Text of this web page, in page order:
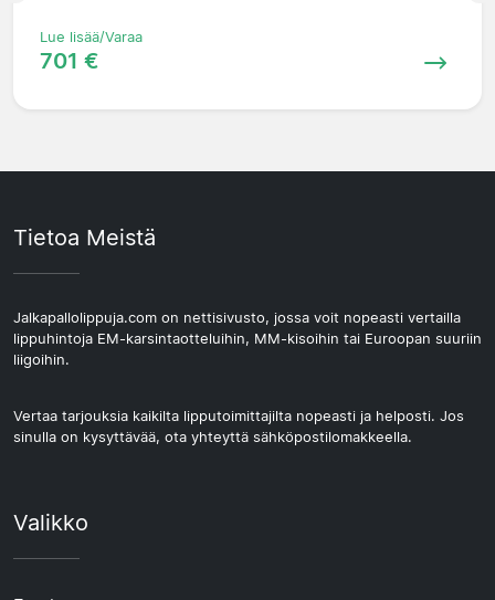
Lue lisää/Varaa
701 €
Tietoa Meistä
Jalkapallolippuja.com on nettisivusto, jossa voit nopeasti vertailla
lippuhintoja EM-karsintaotteluihin, MM-kisoihin tai Euroopan suuriin
liigoihin.
Vertaa tarjouksia kaikilta lipputoimittajilta nopeasti ja helposti. Jos
sinulla on kysyttävää, ota yhteyttä sähköpostilomakkeella.
Valikko